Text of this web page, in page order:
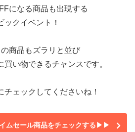
になる商品も出現する
ックイベント！
商品もズラリと並び
買い物できるチャンスです。
チェックしてくださいね！
ムセール商品をチェックする▶▶